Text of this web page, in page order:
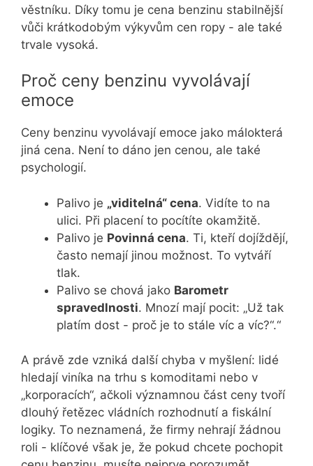
věstníku. Díky tomu je cena benzinu stabilnější
vůči krátkodobým výkyvům cen ropy - ale také
trvale vysoká.
Proč ceny benzinu vyvolávají
emoce
Ceny benzinu vyvolávají emoce jako málokterá
jiná cena. Není to dáno jen cenou, ale také
psychologií.
Palivo je „viditelná“ cena. Vidíte to na
ulici. Při placení to pocítíte okamžitě.
Palivo je Povinná cena. Ti, kteří dojíždějí,
často nemají jinou možnost. To vytváří
tlak.
Palivo se chová jako Barometr
spravedlnosti. Mnozí mají pocit: „Už tak
platím dost - proč je to stále víc a víc?“.“
A právě zde vzniká další chyba v myšlení: lidé
hledají viníka na trhu s komoditami nebo v
„korporacích“, ačkoli významnou část ceny tvoří
dlouhý řetězec vládních rozhodnutí a fiskální
logiky. To neznamená, že firmy nehrají žádnou
roli - klíčové však je, že pokud chcete pochopit